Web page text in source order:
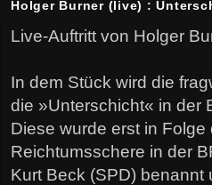
Holger Burner (live) :
Live-Auftritt von Holger
In dem Stück wird die
die »Unterschicht« in der
Diese wurde erst in
Reichtumsschere in der
Kurt Beck (SPD)